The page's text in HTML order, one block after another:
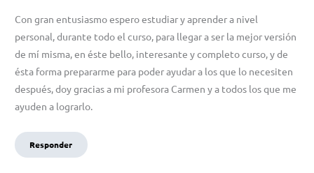
Con gran entusiasmo espero estudiar y aprender a nivel
personal, durante todo el curso, para llegar a ser la mejor versión
de mí misma, en éste bello, interesante y completo curso, y de
ésta forma prepararme para poder ayudar a los que lo necesiten
después, doy gracias a mi profesora Carmen y a todos los que me
ayuden a lograrlo.
Responder